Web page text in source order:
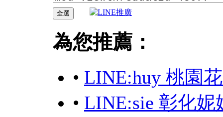
為您推薦：
• LINE:huy 桃園
• LINE:sie 彰化